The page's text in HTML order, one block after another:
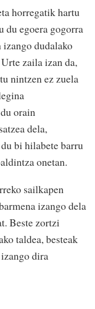
horregatik hartu
du egoera gogorra
dudalako
zaila izan da,
nintzen ez zuela
orain
dela,
bi hilabete barru
onetan.
sailkapen
izango dela
Beste zortzi
taldea, besteak
dira